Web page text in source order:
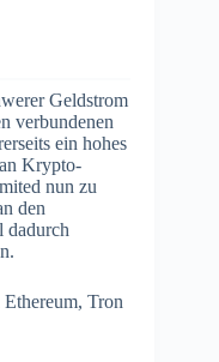
Geldstrom
verbundenen
ein hohes
Krypto-
nun zu
den
dadurch
Tron